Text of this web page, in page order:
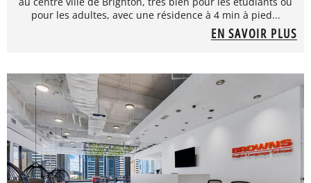
pour les adultes, avec une résidence à 4 min à pied...
EN SAVOIR PLUS